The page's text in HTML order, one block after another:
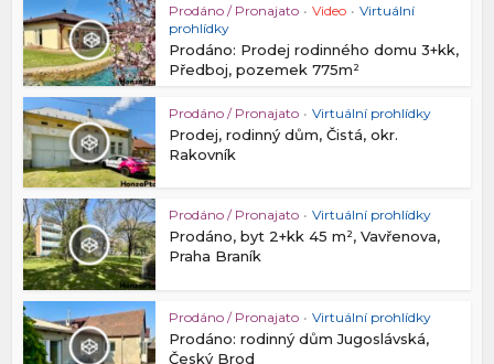
Prodáno / Pronajato • Video • Virtuální
prohlídky
Prodáno: Prodej rodinného domu 3+kk,
Předboj, pozemek 775m²
Prodáno / Pronajato • Virtuální prohlídky
Prodej, rodinný dům, Čistá, okr.
Rakovník
Prodáno / Pronajato • Virtuální prohlídky
Prodáno, byt 2+kk 45 m², Vavřenova,
Praha Braník
Prodáno / Pronajato • Virtuální prohlídky
Prodáno: rodinný dům Jugoslávská,
Český Brod